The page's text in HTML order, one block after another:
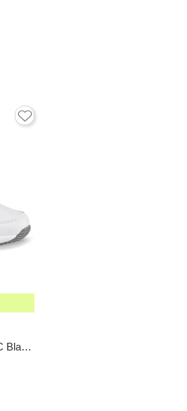
Tenis Escolares Xcoleg C Blanco Para Niña Y Niño Croydon